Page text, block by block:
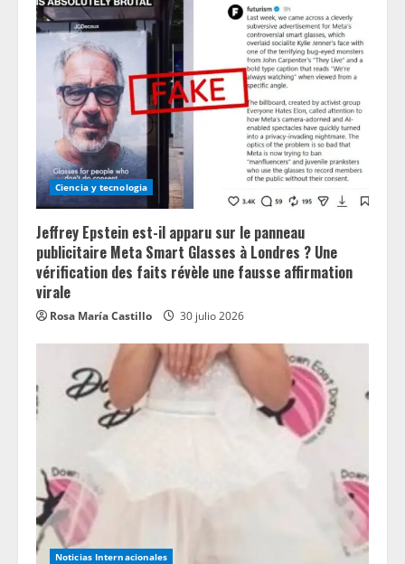
Ciencia y tecnologia
Jeffrey Epstein est-il apparu sur le panneau
publicitaire Meta Smart Glasses à Londres ? Une
vérification des faits révèle une fausse affirmation
virale
Rosa María Castillo 30 julio 2026
Noticias Internacionales